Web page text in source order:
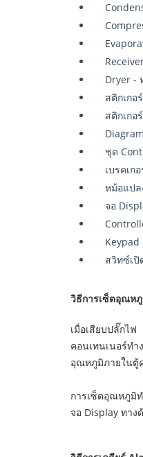
Dryer -
สติกเกอ
สติกเกอ
ชุด
เบรคเก
หม้อแป
จอ
สวิทซ์เปิ
วิธีการเซ็ตอุณห
เมื่อเสียบปลั๊กไ
คอนเทนเนอร์ท
อุณหภูมิภายในตู้
การเซ็ตอุณหภูมิ
จอ Display ทา